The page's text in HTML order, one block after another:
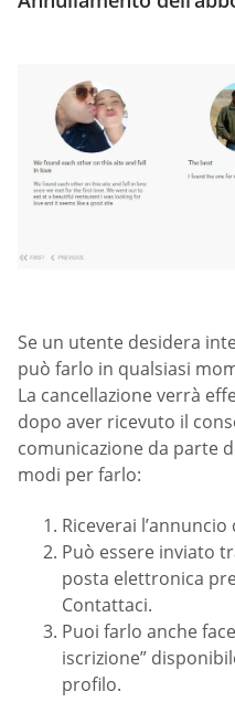
Se un utente desidera
può farlo in qualsiasi
La cancellazione verrà
dopo aver ricevuto il
comunicazione da parte
modi per farlo:
Riceverai l’annuncio
Può essere inviato
posta elettronica
Contattaci.
Puoi farlo anche
iscrizione”
profilo.